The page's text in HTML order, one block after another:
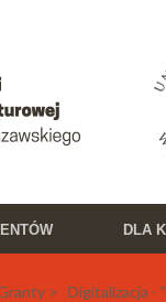
DLA
> Digitalizacja -